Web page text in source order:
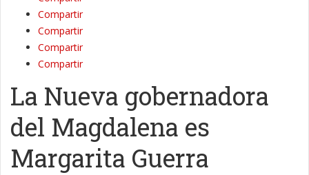
Compartir
Compartir
Compartir
Compartir
La Nueva gobernadora
del Magdalena es
Margarita Guerra